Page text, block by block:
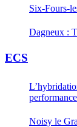
Six-Fours-
Dagneux :
ECS
Noisy le